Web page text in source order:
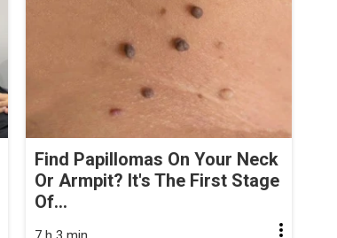
Find Papillomas On Your Neck
Or Armpit? It's The First Stage
Of...